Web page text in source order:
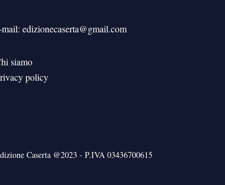
mail: edizionecaserta@gmail.com
siamo
policy
Caserta @2023 - P.IVA 03436700615